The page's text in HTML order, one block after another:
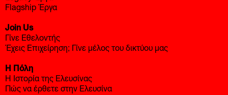
Flagship Έργα
Join Us
Γίνε Εθελοντής
Έχεις Επιχείρηση; Γίνε μέλος του δικτύου μας
Η Πόλη
Η Ιστορία της Ελευσίνας
Πώς να έρθετε στην Ελευσίνα